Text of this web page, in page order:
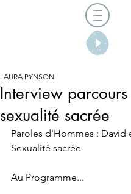
Interview
sexualité sacrée
LAURA PYNSON
Paroles d'Hommes : David
Sexualité sacrée
Au Programme...